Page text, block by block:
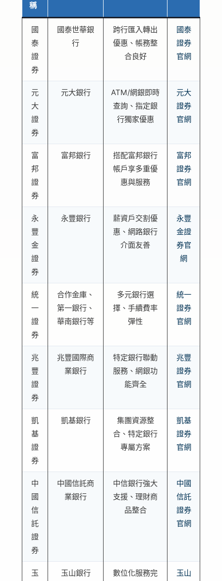
稱
國
泰
證
券
國泰世華銀
行
跨行匯入轉出
優惠、帳務整
合良好
國泰
證券
官網
元
大
證
券
元大銀行
ATM/網銀即時
查詢、指定銀
行獨家優惠
元大
證券
官網
富
邦
證
券
富邦銀行
搭配富邦銀行
帳戶享多重優
惠與服務
富邦
證券
官網
永
豐
金
證
券
永豐銀行
薪資戶交割優
惠、網路銀行
介面友善
永豐
金證
券官
網
統
一
證
券
合作金庫、
第一銀行、
華南銀行等
多元銀行選
擇、手續費率
彈性
統一
證券
官網
兆
豐
證
券
兆豐國際商
業銀行
特定銀行聯動
服務、網銀功
能齊全
兆豐
證券
官網
凱
基
證
券
凱基銀行
集團資源整
合、特定銀行
專屬方案
凱基
證券
官網
中
國
信
託
證
券
中國信託商
業銀行
中信銀行強大
支援、理財商
品整合
中國
信託
證券
官網
玉 玉山銀行 數位化服務完 玉山